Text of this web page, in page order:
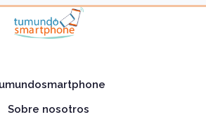
Sobre nosotros